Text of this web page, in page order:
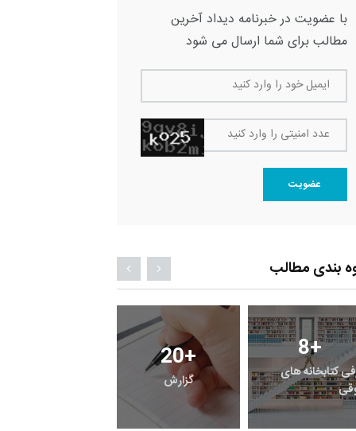
با عضویت در خبرنامه دیداد آخرین
مطالب برای شما ارسال می شود
ایمیل خود را وارد کنید
عدد امنیتی را وارد کنید
عضویت
بندی مطالب
20+
گزارش
8+
کتابخانه های